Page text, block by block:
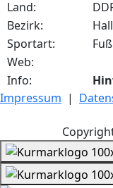
Land:
Bezirk:
Sportart:
Web:
Info:
Impressum |